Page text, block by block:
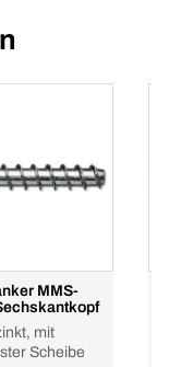
MMS-
mit
Scheibe